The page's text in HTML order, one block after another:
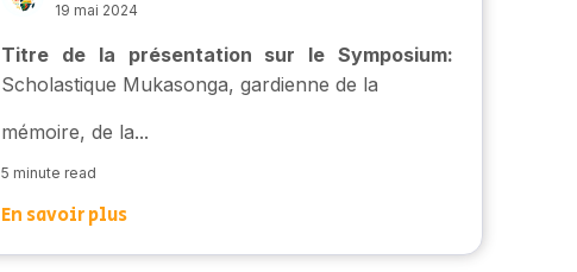
19 mai 2024
Titre de la présentation sur le Symposium:
Scholastique Mukasonga, gardienne de la
mémoire, de la...
5 minute read
En savoir plus